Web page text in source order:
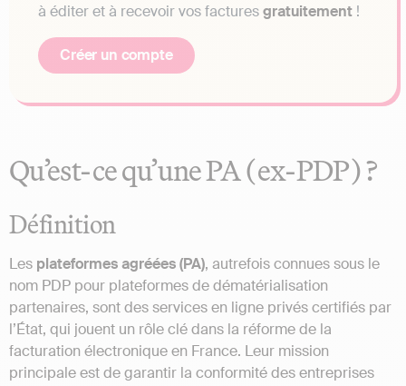
à éditer et à recevoir vos facturesgratuitement !
Créer un compte
Qu’est-ce qu’une PA (ex-PDP) ?
Définition
Les plateformes agréées (PA), autrefois connues sous le
nom PDP pour plateformes de dématérialisation
partenaires, sont des services en ligne privés certifiés par
l’État, qui jouent un rôle clé dans la réforme de la
facturation électronique en France. Leur mission
principale est de garantir la conformité des entreprises